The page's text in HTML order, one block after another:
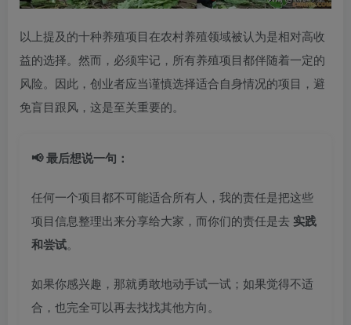
以上提及的十种养殖项目在农村养殖领域被认为是相对高收
益的选择。然而，必须牢记，所有养殖项目都伴随着一定的
风险。因此，创业者应当谨慎选择适合自身情况的项目，避
免盲目跟风，这是至关重要的。
📢 最后想说一句：
任何一个项目都不可能适合所有人，我的责任是把这些
项目信息整理出来分享给大家，而你们的责任是去 实践
和尝试。
如果你感兴趣，那就勇敢地动手试一试；如果觉得不适
合，也完全可以再去找找其他方向。